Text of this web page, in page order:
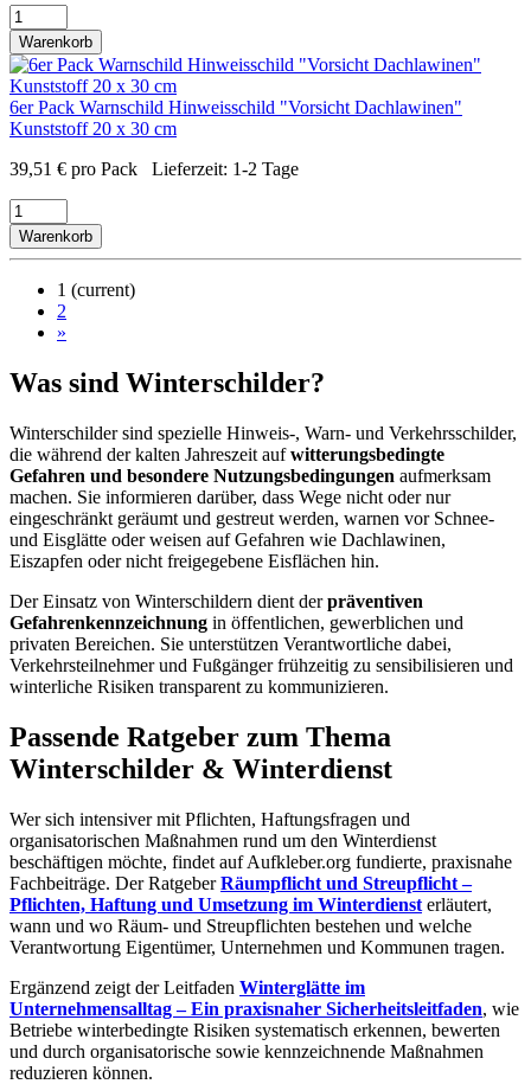
Warenkorb
6er Pack Warnschild Hinweisschild "Vorsicht Dachlawinen"
Kunststoff 20 x 30 cm
39,51 € pro Pack Lieferzeit: 1-2 Tage
Warenkorb
1 (current)
2
»
Was sind Winterschilder?
Winterschilder sind spezielle Hinweis-, Warn- und Verkehrsschilder,
die während der kalten Jahreszeit aufwitterungsbedingte
Gefahren und besondere Nutzungsbedingungen aufmerksam
machen. Sie informieren darüber, dass Wege nicht oder nur
eingeschränkt geräumt und gestreut werden, warnen vor Schnee-
und Eisglätte oder weisen auf Gefahren wie Dachlawinen,
Eiszapfen oder nicht freigegebene Eisflächen hin.
Der Einsatz von Winterschildern dient derpräventiven
Gefahrenkennzeichnung in öffentlichen, gewerblichen und
privaten Bereichen. Sie unterstützen Verantwortliche dabei,
Verkehrsteilnehmer und Fußgänger frühzeitig zu sensibilisieren und
winterliche Risiken transparent zu kommunizieren.
Passende Ratgeber zum Thema
Winterschilder & Winterdienst
Wer sich intensiver mit Pflichten, Haftungsfragen und
organisatorischen Maßnahmen rund um den Winterdienst
beschäftigen möchte, findet auf Aufkleber.org fundierte, praxisnahe
Fachbeiträge. Der RatgeberRäumpflicht und Streupflicht –
Pflichten, Haftung und Umsetzung im Winterdienst erläutert,
wann und wo Räum- und Streupflichten bestehen und welche
Verantwortung Eigentümer, Unternehmen und Kommunen tragen.
Ergänzend zeigt der Leitfaden Winterglätte im
Unternehmensalltag – Ein praxisnaher Sicherheitsleitfaden, wie
Betriebe winterbedingte Risiken systematisch erkennen, bewerten
und durch organisatorische sowie kennzeichnende Maßnahmen
reduzieren können.